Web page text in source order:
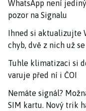
WhatsApp není
pozor na Signalu
Ihned si aktualizujte
chyb, dvě z nich už
Tuhle klimatizaci si
varuje před ní i ČOI
Nemáte signál?
SIM kartu. Nový trik